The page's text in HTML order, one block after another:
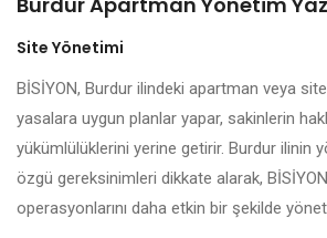
Site Yönetimi
BİSİYON, Burdur ilindeki apartman veya
yasalara uygun planlar yapar, sakinlerin
yükümlülüklerini yerine getirir. Burdur ilinin
özgü gereksinimleri dikkate alarak,
operasyonlarını daha etkin bir şekilde